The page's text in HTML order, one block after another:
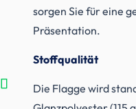
sorgen Sie für eine
Präsentation.
Stoffqualität
Die Flagge wird